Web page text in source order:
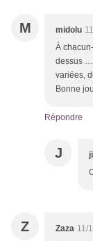
M midolu
À
dessus …
variées,
Bonne
Répondre
J
Z Zaza 11/